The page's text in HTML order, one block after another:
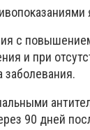
с
и при
заболевания.
90 дней